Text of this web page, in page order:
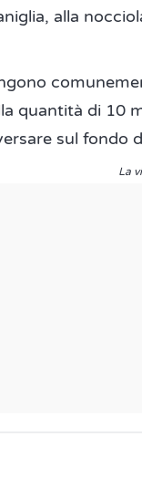
alla
quantità di 10
sul fondo
La